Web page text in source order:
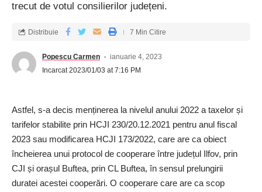
trecut de votul consilierilor județeni.
Popescu Carmen
ianuarie 4, 2023
Incarcat 2023/01/03 at 7:16 PM
Distribuie 7 Min Citire
Astfel, s-a decis menținerea la nivelul anului 2022 a taxelor și
tarifelor stabilite prin HCJI 230/20.12.2021 pentru anul fiscal
2023 sau modificarea HCJI 173/2022, care are ca obiect
încheierea unui protocol de cooperare între județul Ilfov, prin
CJI și orașul Buftea, prin CL Buftea, în sensul prelungirii
duratei acestei cooperări. O cooperare care are ca scop